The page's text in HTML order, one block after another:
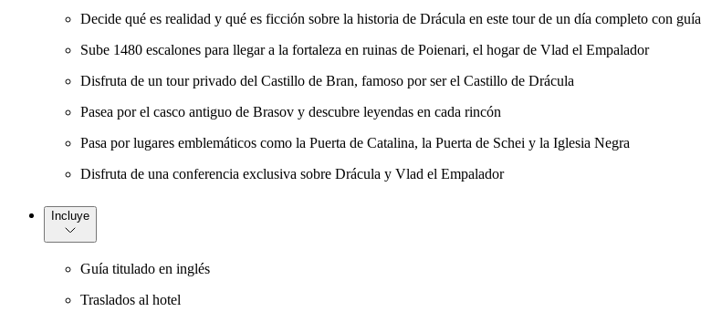
Decide qué es realidad y qué es ficción sobre la historia de Drácula en este tour de un día completo con guía
Sube 1480 escalones para llegar a la fortaleza en ruinas de Poienari, el hogar de Vlad el Empalador
Disfruta de un tour privado del Castillo de Bran, famoso por ser el Castillo de Drácula
Pasea por el casco antiguo de Brasov y descubre leyendas en cada rincón
Pasa por lugares emblemáticos como la Puerta de Catalina, la Puerta de Schei y la Iglesia Negra
Disfruta de una conferencia exclusiva sobre Drácula y Vlad el Empalador
Incluye
Guía titulado en inglés
Traslados al hotel